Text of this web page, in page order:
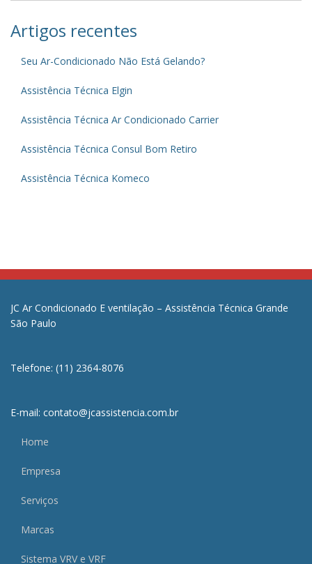
Artigos recentes
Seu Ar-Condicionado Não Está Gelando?
Assistência Técnica Elgin
Assistência Técnica Ar Condicionado Carrier
Assistência Técnica Consul Bom Retiro
Assistência Técnica Komeco
JC Ar Condicionado E ventilação – Assistência Técnica Grande
São Paulo
Telefone: (11) 2364-8076
E-mail: contato@jcassistencia.com.br
Home
Empresa
Serviços
Marcas
Sistema VRV e VRF